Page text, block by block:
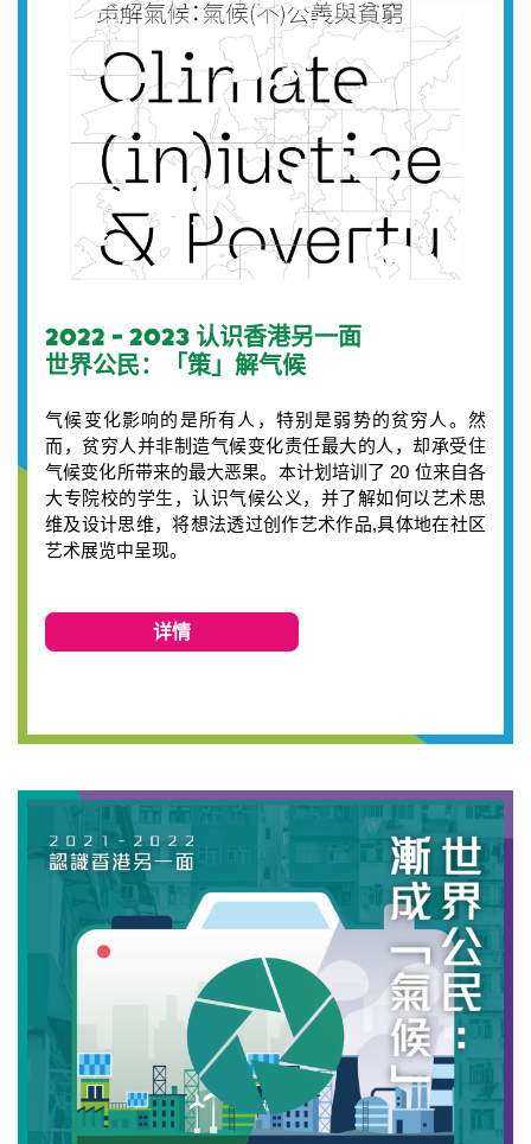
2022 - 2023 认识香港另一面
世界公民：「策」解气候
气候变化影响的是所有人，特别是弱势的贫穷人。然
而，贫穷人并非制造气候变化责任最大的人，却承受住
气候变化所带来的最大恶果。本计划培训了 20 位来自各
大专院校的学生，认识气候公义，并了解如何以艺术思
维及设计思维，将想法透过创作艺术作品,具体地在社区
艺术展览中呈现。
详情